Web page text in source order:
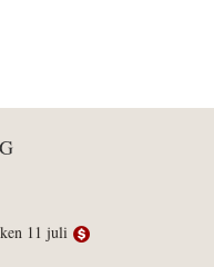
11 juli